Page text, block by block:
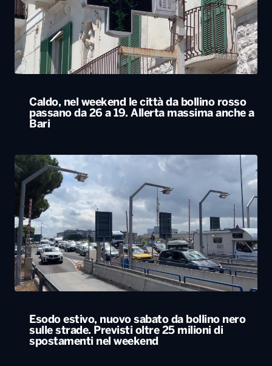
Caldo, nel weekend le città da bollino rosso
passano da 26 a 19. Allerta massima anche a
Bari
Esodo estivo, nuovo sabato da bollino nero
sulle strade. Previsti oltre 25 milioni di
spostamenti nel weekend